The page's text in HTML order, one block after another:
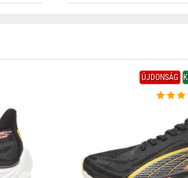
ÚJDONSÁG